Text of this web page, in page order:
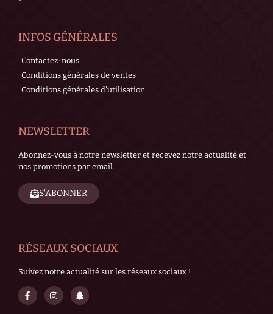
INFOS GÉNÉRALES
Contactez-nous
Conditions générales de ventes
Conditions générales d'utilisation
NEWSLETTER
Abonnez-vous à notre newsletter et recevez notre actualité et
nos promotions par email.
S'ABONNER
RÉSEAUX SOCIAUX
Suivez notre actualité sur les réseaux sociaux !